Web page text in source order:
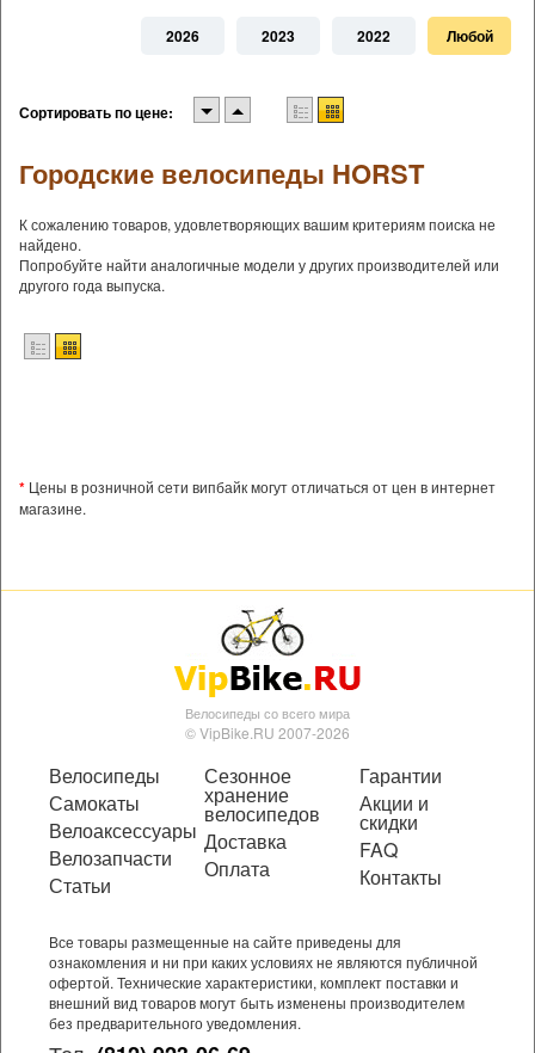
2026 2023 2022 Любой
Сортировать по цене:
Городские велосипеды HORST
К сожалению товаров, удовлетворяющих вашим критериям поиска не
найдено.
Попробуйте найти аналогичные модели у других производителей или
другого года выпуска.
* Цены в розничной сети випбайк могут отличаться от цен в интернет
магазине.
Велосипеды со всего мира
© VipBike.RU 2007-2026
Велосипеды
Самокаты
Велоаксессуары
Велозапчасти
Статьи
Сезонное
хранение
велосипедов
Доставка
Оплата
Гарантии
Акции и
скидки
FAQ
Контакты
Все товары размещенные на сайте приведены для
ознакомления и ни при каких условиях не являются публичной
офертой. Технические характеристики, комплект поставки и
внешний вид товаров могут быть изменены производителем
без предварительного уведомления.